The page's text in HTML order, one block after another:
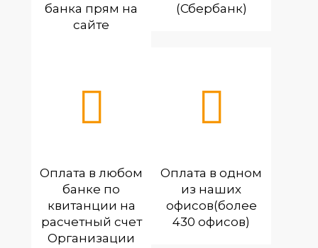
банка прям на
сайте
(Сбербанк)
Оплата в любом
банке по
квитанции на
расчетный счет
Организации
Оплата в одном
из наших
офисов(более
430 офисов)